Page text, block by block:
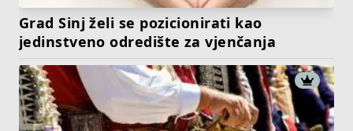
Grad Sinj želi se pozicionirati kao
jedinstveno odredište za vjenčanja